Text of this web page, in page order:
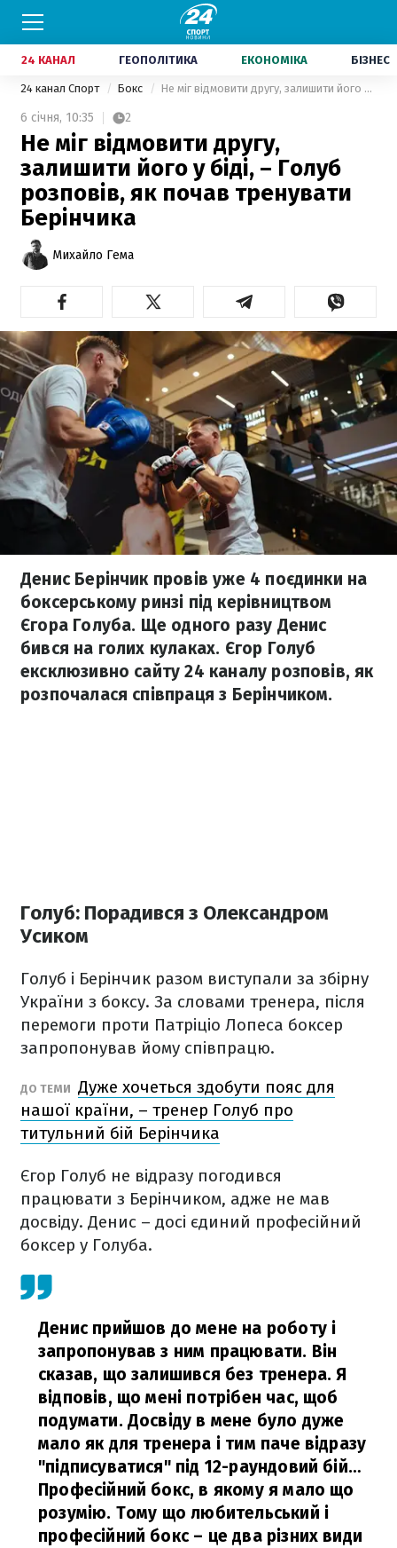
24 КАНАЛ ГЕОПОЛІТИКА ЕКОНОМІКА БІЗНЕС
24 канал Спорт Бокс Не міг відмовити другу, залишити його у біді, – Голуб розповів, як почав тренувати Берінчика
6 січня, 10:35 2
Не міг відмовити другу,
залишити його у біді, – Голуб
розповів, як почав тренувати
Берінчика
Михайло Гема
Денис Берінчик провів уже 4 поєдинки на
боксерському ринзі під керівництвом
Єгора Голуба. Ще одного разу Денис
бився на голих кулаках. Єгор Голуб
ексклюзивно сайту 24 каналу розповів, як
розпочалася співпраця з Берінчиком.
Голуб: Порадився з Олександром
Усиком
Голуб і Берінчик разом виступали за збірну
України з боксу. За словами тренера, після
перемоги проти Патріціо Лопеса боксер
запропонував йому співпрацю.
ДО ТЕМИ Дуже хочеться здобути пояс для
нашої країни, – тренер Голуб про
титульний бій Берінчика
Єгор Голуб не відразу погодився
працювати з Берінчиком, адже не мав
досвіду. Денис – досі єдиний професійний
боксер у Голуба.
Денис прийшов до мене на роботу і
запропонував з ним працювати. Він
сказав, що залишився без тренера. Я
відповів, що мені потрібен час, щоб
подумати. Досвіду в мене було дуже
мало як для тренера і тим паче відразу
"підписуватися" під 12-раундовий бій…
Професійний бокс, в якому я мало що
розумію. Тому що любительський і
професійний бокс – це два різних види